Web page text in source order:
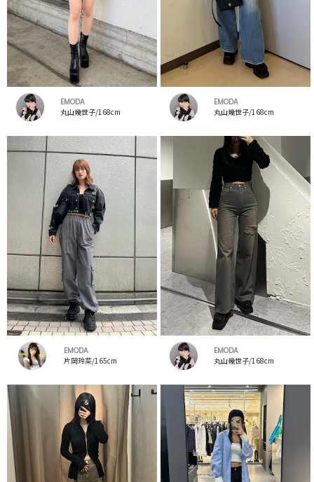
EMODA
丸山幾世子/168cm
EMODA
丸山幾世子/168cm
EMODA
片岡玲菜/165cm
EMODA
丸山幾世子/168cm